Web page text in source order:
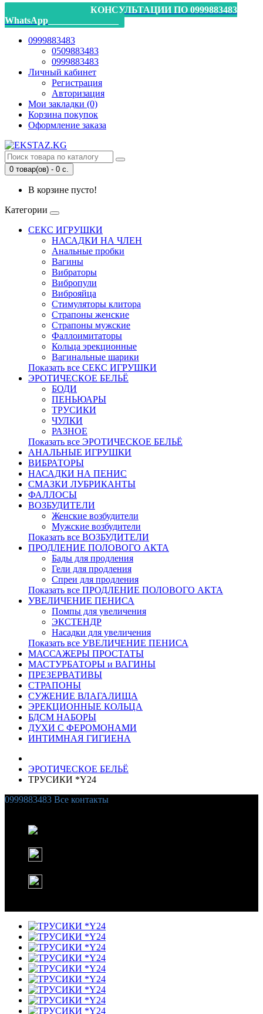
_________________КОНСУЛЬТАЦИИ ПО 0999883483
WhatsApp_______________
0999883483
0509883483
0999883483
Личный кабинет
Регистрация
Авторизация
Мои закладки (0)
Корзина покупок
Оформление заказа
0 товар(ов) - 0 с.
В корзине пусто!
Категории
СЕКС ИГРУШКИ
НАСАДКИ НА ЧЛЕН
Анальные пробки
Вагины
Вибраторы
Вибропули
Виброяйца
Стимуляторы клитора
Страпоны женские
Страпоны мужские
Фаллоимитаторы
Кольца эрекционные
Вагинальные шарики
Показать все СЕКС ИГРУШКИ
ЭРОТИЧЕСКОЕ БЕЛЬЁ
БОДИ
ПЕНЬЮАРЫ
ТРУСИКИ
ЧУЛКИ
РАЗНОЕ
Показать все ЭРОТИЧЕСКОЕ БЕЛЬЁ
АНАЛЬНЫЕ ИГРУШКИ
ВИБРАТОРЫ
НАСАДКИ НА ПЕНИС
СМАЗКИ ЛУБРИКАНТЫ
ФАЛЛОСЫ
ВОЗБУДИТЕЛИ
Женские возбудители
Мужские возбудители
Показать все ВОЗБУДИТЕЛИ
ПРОДЛЕНИЕ ПОЛОВОГО АКТА
Бады для продления
Гели для продления
Спреи для продления
Показать все ПРОДЛЕНИЕ ПОЛОВОГО АКТА
УВЕЛИЧЕНИЕ ПЕНИСА
Помпы для увеличения
ЭКСТЕНДР
Насадки для увеличения
Показать все УВЕЛИЧЕНИЕ ПЕНИСА
МАССАЖЕРЫ ПРОСТАТЫ
МАСТУРБАТОРЫ и ВАГИНЫ
ПРЕЗЕРВАТИВЫ
СТРАПОНЫ
СУЖЕНИЕ ВЛАГАЛИЩА
ЭРЕКЦИОННЫЕ КОЛЬЦА
БДСМ НАБОРЫ
ДУХИ С ФЕРОМОНАМИ
ИНТИМНАЯ ГИГИЕНА
ЭРОТИЧЕСКОЕ БЕЛЬЁ
ТРУСИКИ *Y24
0999883483 Все контакты